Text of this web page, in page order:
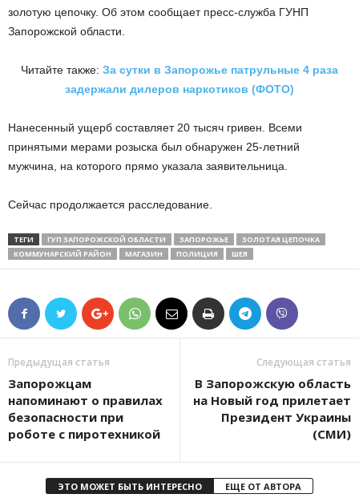
золотую цепочку. Об этом сообщает пресс-служба ГУНП
Запорожской области.
Читайте также: За сутки в Запорожье патрульные 4 раза
задержали дилеров наркотиков (ФОТО)
Нанесенный ущерб составляет 20 тысяч гривен. Всеми
принятыми мерами розыска был обнаружен 25-летний
мужчина, на которого прямо указала заявительница.
Сейчас продолжается расследование.
ТЕГИ ГУП ЗАПОРОЖСКОЙ ОБЛАСТИ ЗАПОРОЖЬЕ
ЗОЛОТАЯ ЦЕПОЧКА
КОММУНАРСКИЙ РАЙОН
МАГАЗИН ПОЛИЦИЯ ШЕЯ
Предыдущая статья
Запорожцам
напоминают о правилах
безопасности при
роботе с пиротехникой
Следующая статья
В Запорожскую область
на Новый год прилетает
Президент Украины
(СМИ)
ЭТО МОЖЕТ БЫТЬ ИНТЕРЕСНО ЕЩЕ ОТ АВТОРА